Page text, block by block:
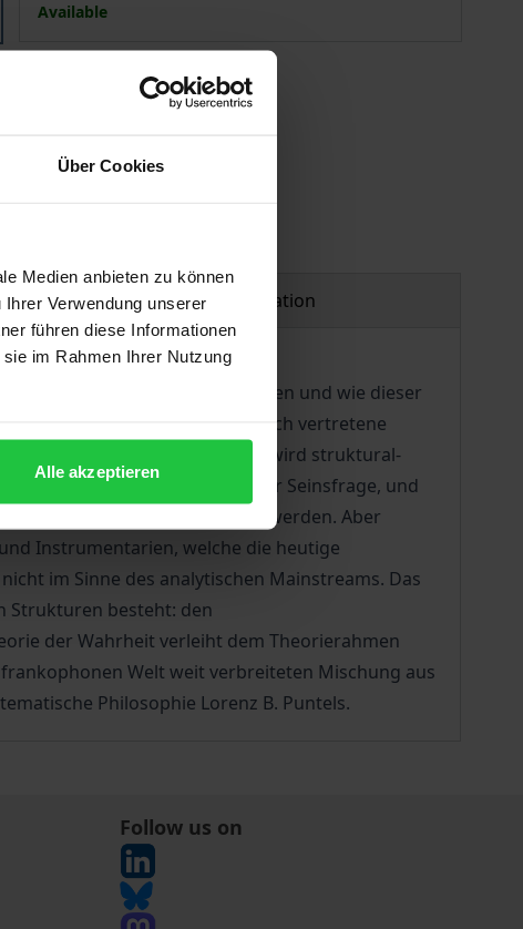
Über Cookies
Medien anbieten zu können
Verwendung unserer
führen diese Informationen
im Rahmen Ihrer Nutzung
Alle akzeptieren
Available
vary at checkout.
Product safety information
Tätigkeit zu verstehen und wie dieser
eine Kurzformel für das im Buch vertretene
discourse. Diese Philosophie wird struktural-
Tradition, einschließlich der Seinsfrage, und
Idealismus, gerecht zu werden. Aber
Instrumentarien, welche die heutige
im Sinne des analytischen Mainstreams. Das
Strukturen besteht: den
der Wahrheit verleiht dem Theorierahmen
Welt weit verbreiteten Mischung aus
Philosophie Lorenz B. Puntels.
Follow us on